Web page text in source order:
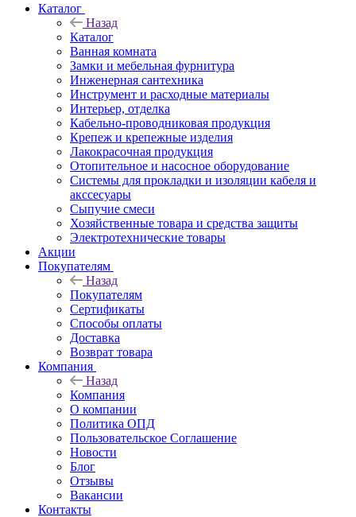
Каталог
Назад
Каталог
Ванная комната
Замки и мебельная фурнитура
Инженерная сантехника
Инструмент и расходные материалы
Интерьер, отделка
Кабельно-проводниковая продукция
Крепеж и крепежные изделия
Лакокрасочная продукция
Отопительное и насосное оборудование
Системы для прокладки и изоляции кабеля и
акссесуары
Сыпучие смеси
Хозяйственные товара и средства защиты
Электротехнические товары
Акции
Покупателям
Назад
Покупателям
Сертификаты
Способы оплаты
Доставка
Возврат товара
Компания
Назад
Компания
О компании
Политика ОПД
Пользовательское Соглашение
Новости
Блог
Отзывы
Вакансии
Контакты